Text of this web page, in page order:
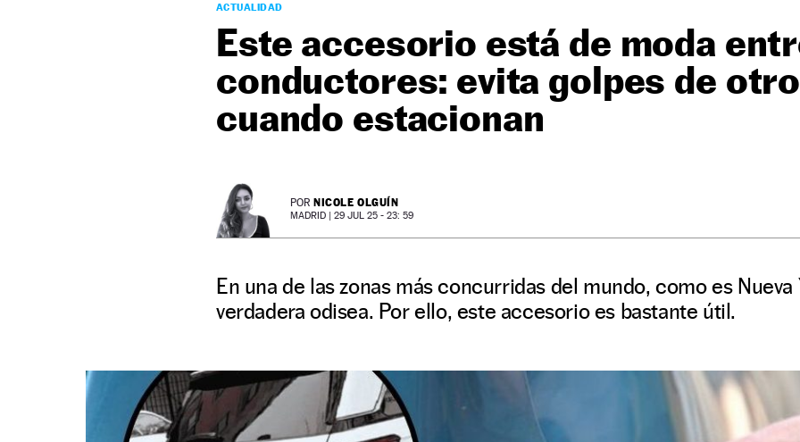
ACTUALIDAD
Este accesorio está de moda
conductores: evita golpes de
cuando estacionan
POR NICOLE OLGUÍN
MADRID | 29 JUL 25 - 23: 59
En una de las zonas más concurridas del mundo, como es
verdadera odisea. Por ello, este accesorio es bastante útil.